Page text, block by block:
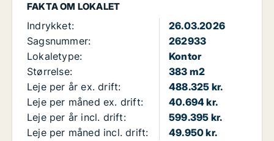
FAKTA OM LOKALET
Indrykket:
26.03.2026
Sagsnummer:
262933
Lokaletype:
Kontor
Størrelse:
383 m2
Leje per år ex. drift:
488.325 kr.
Leje per måned ex. drift:
40.694 kr.
Leje per år incl. drift:
599.395 kr.
Leje per måned incl. drift:
49.950 kr.